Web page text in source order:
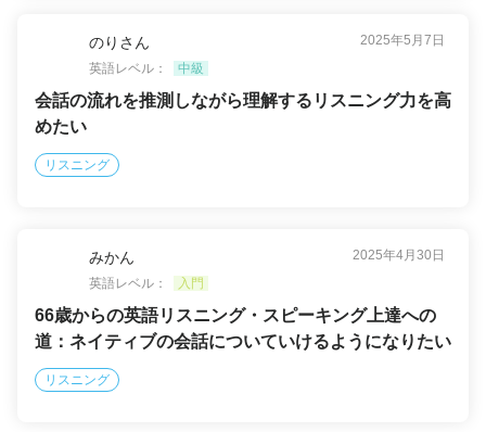
のりさん
2025年5月7日
英語レベル：
中級
会話の流れを推測しながら理解するリスニング力を高
めたい
リスニング
みかん
2025年4月30日
英語レベル：
入門
66歳からの英語リスニング・スピーキング上達への
道：ネイティブの会話についていけるようになりたい
リスニング